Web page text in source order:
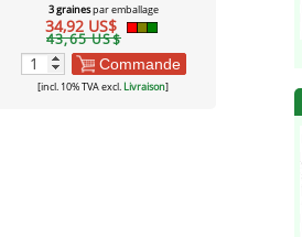
3 grainespar emballage
34,92 US$
43,65 US$
Commande
[incl. 10% TVA excl. Livraison]